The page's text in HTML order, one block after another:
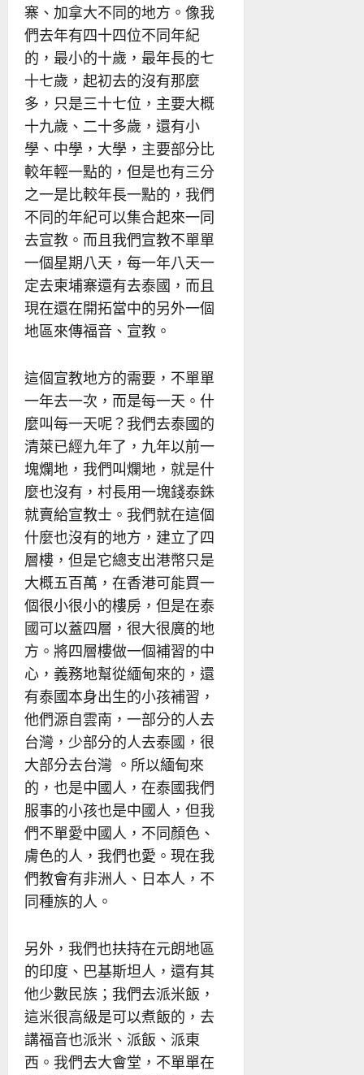
寨、加拿大不同的地方。像我
們去年有四十四位不同年紀
的，最小的十歲，最年長的七
十七歲，起初去的沒有那麼
多，只是三十七位，主要大概
十九歲、二十多歲，還有小
學、中學，大學，主要部分比
較年輕一點的，但是也有三分
之一是比較年長一點的，我們
不同的年紀可以集合起來一同
去宣教。而且我們宣教不單單
一個星期八天，每一年八天一
定去柬埔寨還有去泰國，而且
現在還在開拓當中的另外一個
地區來傳福音、宣教。
這個宣教地方的需要，不單單
一年去一次，而是每一天。什
麼叫每一天呢？我們去泰國的
清萊已經九年了，九年以前一
塊爛地，我們叫爛地，就是什
麼也沒有，村長用一塊錢泰銖
就賣給宣教士。我們就在這個
什麼也沒有的地方，建立了四
層樓，但是它總支出港幣只是
大概五百萬，在香港可能買一
個很小很小的樓房，但是在泰
國可以蓋四層，很大很廣的地
方。將四層樓做一個補習的中
心，義務地幫從緬甸來的，還
有泰國本身出生的小孩補習，
他們源自雲南，一部分的人去
台灣，少部分的人去泰國，很
大部分去台灣 。所以緬甸來
的，也是中國人，在泰國我們
服事的小孩也是中國人，但我
們不單愛中國人，不同顏色、
膚色的人，我們也愛。現在我
們教會有非洲人、日本人，不
同種族的人。
另外，我們也扶持在元朗地區
的印度、巴基斯坦人，還有其
他少數民族；我們去派米飯，
這米很高級是可以煮飯的，去
講福音也派米、派飯、派東
西。我們去大會堂，不單單在